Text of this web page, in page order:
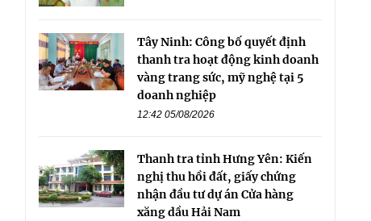
Tây Ninh: Công bố quyết định
thanh tra hoạt động kinh doanh
vàng trang sức, mỹ nghệ tại 5
doanh nghiệp
12:42 05/08/2026
Thanh tra tỉnh Hưng Yên: Kiến
nghị thu hồi đất, giấy chứng
nhận đầu tư dự án Cửa hàng
xăng dầu Hải Nam